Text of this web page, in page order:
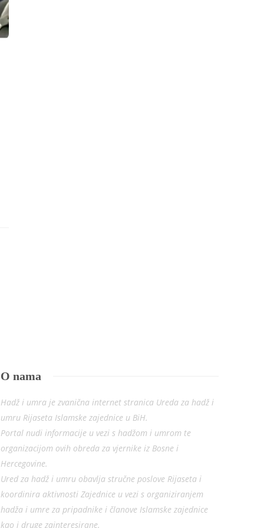
O nama
Hadž i umra je zvanična internet stranica Ureda za hadž i
umru Rijaseta Islamske zajednice u BiH.
Portal nudi informacije u vezi s hadžom i umrom te
organizacijom ovih obreda za vjernike iz Bosne i
Hercegovine.
Ured za hadž i umru obavlja stručne poslove Rijaseta i
koordinira aktivnosti Zajednice u vezi s organiziranjem
hadža i umre za pripadnike i članove Islamske zajednice
kao i druge zainteresirane.